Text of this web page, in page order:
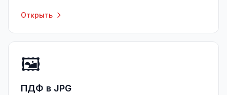
Открыть
🖼️
ПДФ в JPG